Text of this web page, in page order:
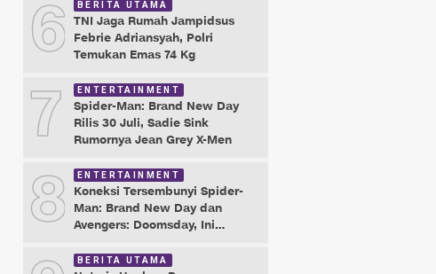
6 BERITA UTAMA
TNI Jaga Rumah Jampidsus
Febrie Adriansyah, Polri
Temukan Emas 74 Kg
7 ENTERTAINMENT
Spider-Man: Brand New Day
Rilis 30 Juli, Sadie Sink
Rumornya Jean Grey X-Men
8 ENTERTAINMENT
Koneksi Tersembunyi Spider-
Man: Brand New Day dan
Avengers: Doomsday, Ini
BERITA UTAMA